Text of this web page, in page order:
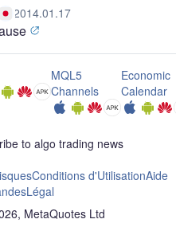
2014.01.17
MQL5
Channels
Economic
Calendar
to algo trading news
Conditions d'UtilisationAide
Légal
MetaQuotes Ltd